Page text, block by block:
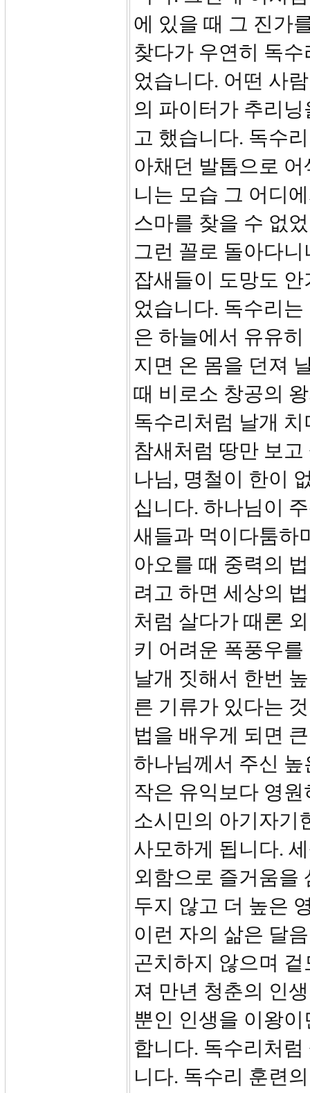
에 있을 때 그 진가
찾다가 우연히 독
었습니다. 어떤 사
의 파이터가 추리
고 했습니다. 독수
아채던 발톱으로
니는 모습 그 어디
스마를 찾을 수 없
그런 꼴로 돌아다
잡새들이 도망도
었습니다. 독수리
은 하늘에서 유유
지면 온 몸을 던져
때 비로소 창공의
독수리처럼 날개
참새처럼 땅만 보
나님, 명철이 한이
십니다. 하나님이
새들과 먹이다툼하
아오를 때 중력의
려고 하면 세상의
처럼 살다가 때론
키 어려운 폭풍우
날개 짓해서 한번
른 기류가 있다는
법을 배우게 되면
하나님께서 주신
작은 유익보다 영
소시민의 아기자기
사모하게 됩니다.
외함으로 즐거움을
두지 않고 더 높은
이런 자의 삶은 달
곤치하지 않으며
져 만년 청춘의 인
뿐인 인생을 이왕
합니다. 독수리처
니다. 독수리 훈련